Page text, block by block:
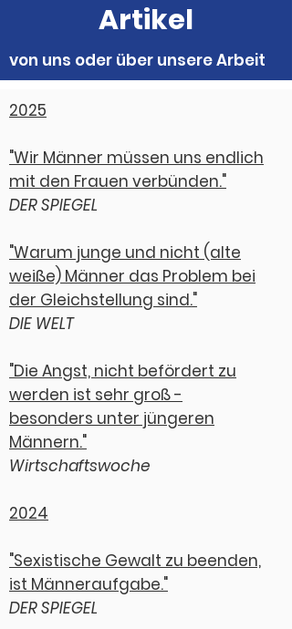
Artikel
von uns oder über unsere Arbeit
2025
"Wir Männer müssen uns endlich
mit den Frauen verbünden."
DER SPIEGEL
"Warum junge und nicht (alte
weiße) Männer das Problem bei
der Gleichstellung sind."
DIE WELT
"Die Angst, nicht befördert zu
werden ist sehr groß -
besonders unter jüngeren
Männern."
Wirtschaftswoche
2024
"Sexistische Gewalt zu beenden,
ist Männeraufgabe."
DER SPIEGEL